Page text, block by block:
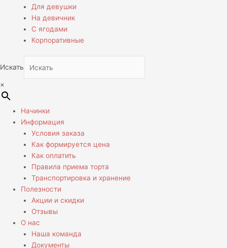
Для девушки
На девичник
С ягодами
Корпоративные
Искать
×
Начинки
Информация
Условия заказа
Как формируется цена
Как оплатить
Правила приема торта
Транспортировка и хранение
Полезности
Акции и скидки
Отзывы
О нас
Наша команда
Документы